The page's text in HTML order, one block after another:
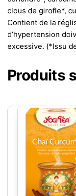
clous de girofle*,
Contient de la
d’hypertension
excessive. (*Issu
Produits